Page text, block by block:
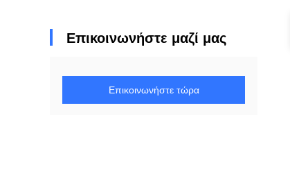
Επικοινωνήστε μαζί μας
Επικοινωνήστε τώρα